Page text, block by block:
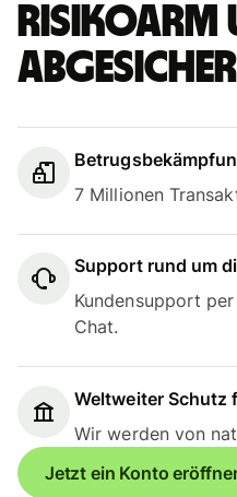
7 Millionen
Support rund um
Kundensupport
Chat.
Weltweiter Schutz
Wir werden von
Jetzt ein Konto